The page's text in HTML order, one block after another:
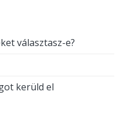
választasz-e?
kerüld el